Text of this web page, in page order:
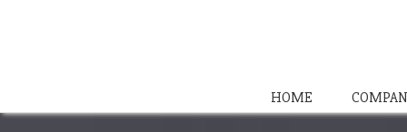
HOME